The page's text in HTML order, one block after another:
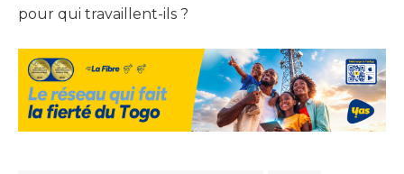
pour qui travaillent-ils ?